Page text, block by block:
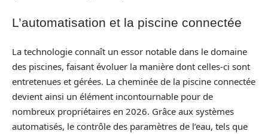
L’automatisation et la piscine connectée
La technologie connaît un essor notable dans le domaine
des piscines, faisant évoluer la manière dont celles-ci sont
entretenues et gérées. La cheminée de la piscine connectée
devient ainsi un élément incontournable pour de
nombreux propriétaires en 2026. Grâce aux systèmes
automatisés, le contrôle des paramètres de l’eau, tels que